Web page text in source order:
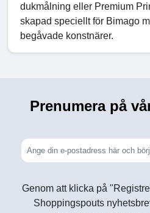
dukmålning eller Premium
skapad speciellt för Bimago
begåvade konstnärer.
Prenumera på
Genom att klicka på
Shoppingspouts